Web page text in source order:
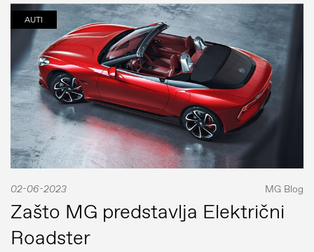
AUTI
02-06-2023 MG Blog
Zašto MG predstavlja Električni
Roadster